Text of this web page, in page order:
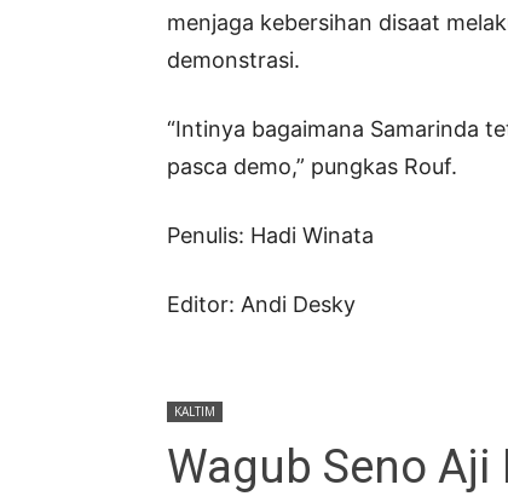
menjaga kebersihan disaat
demonstrasi.
“Intinya bagaimana Samarinda
pasca demo,” pungkas Rouf.
Penulis: Hadi Winata
Editor: Andi Desky